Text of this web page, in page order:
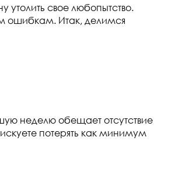
утолить свое любопытство.
ошибкам. Итак, делимся
неделю обещает отсутствие
потерять как минимум